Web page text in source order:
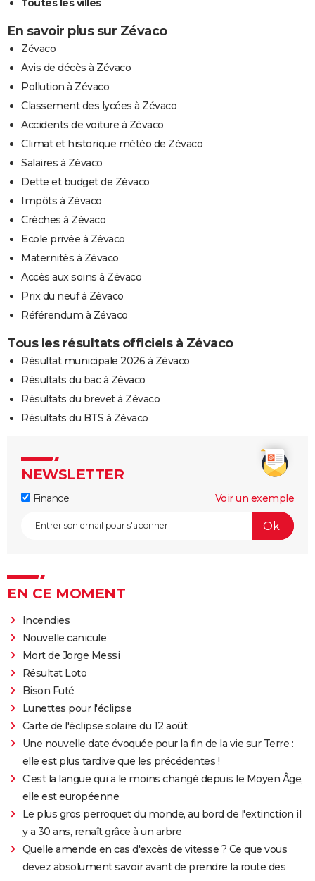
Toutes les villes
En savoir plus sur Zévaco
Zévaco
Avis de décès à Zévaco
Pollution à Zévaco
Classement des lycées à Zévaco
Accidents de voiture à Zévaco
Climat et historique météo de Zévaco
Salaires à Zévaco
Dette et budget de Zévaco
Impôts à Zévaco
Crèches à Zévaco
Ecole privée à Zévaco
Maternités à Zévaco
Accès aux soins à Zévaco
Prix du neuf à Zévaco
Référendum à Zévaco
Tous les résultats officiels à Zévaco
Résultat municipale 2026 à Zévaco
Résultats du bac à Zévaco
Résultats du brevet à Zévaco
Résultats du BTS à Zévaco
NEWSLETTER
Finance Voir un exemple
EN CE MOMENT
Incendies
Nouvelle canicule
Mort de Jorge Messi
Résultat Loto
Bison Futé
Lunettes pour l'éclipse
Carte de l'éclipse solaire du 12 août
Une nouvelle date évoquée pour la fin de la vie sur Terre :
elle est plus tardive que les précédentes !
C'est la langue qui a le moins changé depuis le Moyen Âge,
elle est européenne
Le plus gros perroquet du monde, au bord de l'extinction il
y a 30 ans, renaît grâce à un arbre
Quelle amende en cas d'excès de vitesse ? Ce que vous
devez absolument savoir avant de prendre la route des